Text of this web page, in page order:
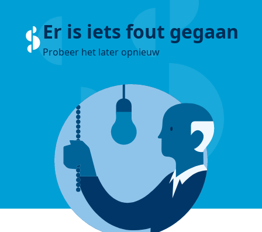
Er is iets fout gegaan
Probeer het later opnieuw